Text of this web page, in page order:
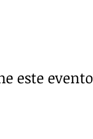
este evento